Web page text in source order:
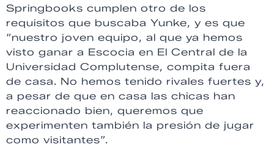
Springbooks cumplen otro de los
requisitos que buscaba Yunke, y es que
“nuestro joven equipo, al que ya hemos
visto ganar a Escocia en El Central de la
Universidad Complutense, compita fuera
de casa. No hemos tenido rivales fuertes y,
a pesar de que en casa las chicas han
reaccionado bien, queremos que
experimenten también la presión de jugar
como visitantes”.